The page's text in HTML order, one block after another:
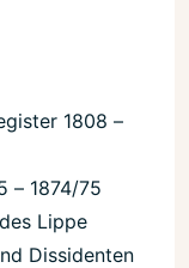
1808 –
– 1874/75
Lippe
Dissidenten